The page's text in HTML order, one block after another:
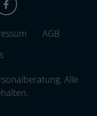
FACEBOOK
AGB
Alle